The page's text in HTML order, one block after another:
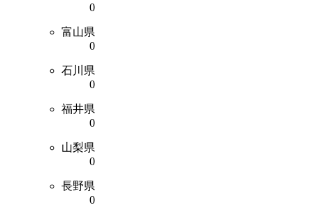
0
富山県
0
石川県
0
福井県
0
山梨県
0
長野県
0